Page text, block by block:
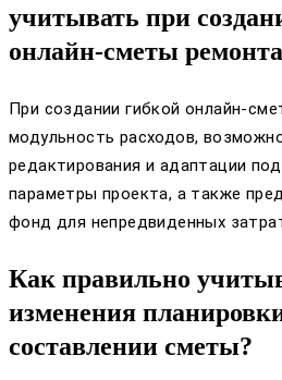
учитывать при
онлайн-сметы
При создании гибкой онлайн-
модульность расходов,
редактирования и адаптации
параметры проекта, а также
фонд для непредвиденных
Как правильно
изменения
составлении сметы?